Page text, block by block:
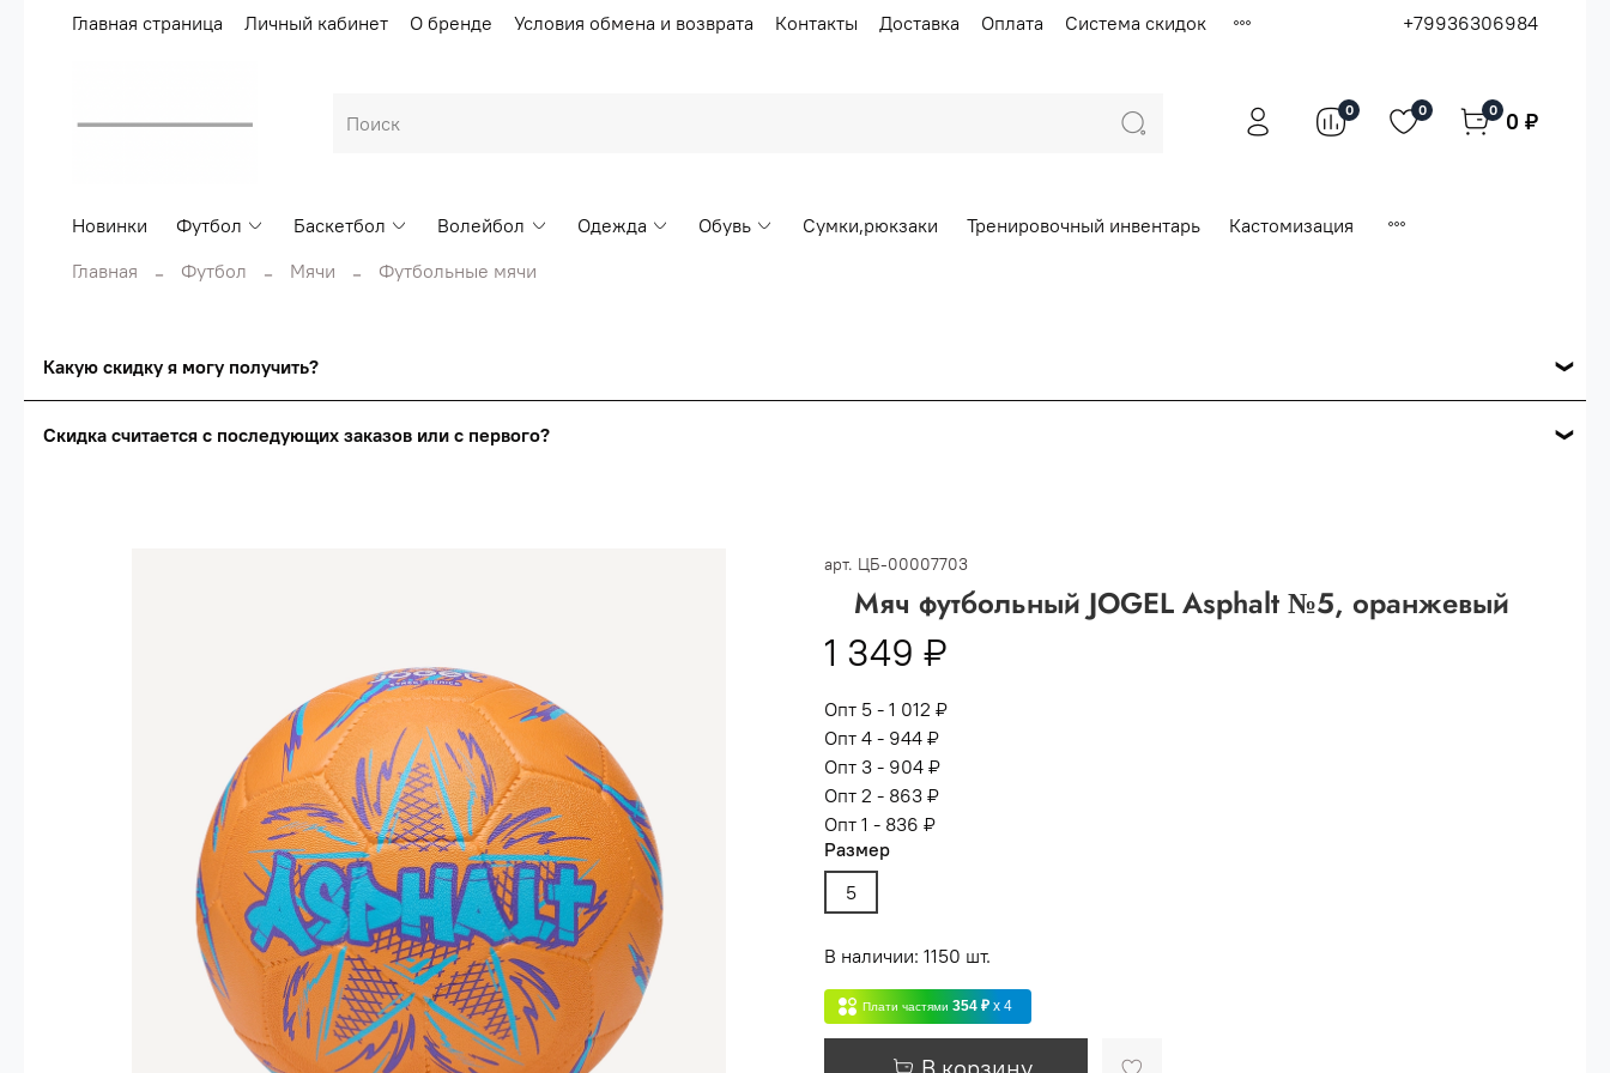
Главная страница Личный кабинет О бренде Условия обмена и возврата Контакты Доставка Оплата Система скидок +79936306984
0 0 0 0 ₽
Новинки Футбол Баскетбол Волейбол Одежда Обувь Сумки,рюкзаки Тренировочный инвентарь
Кастомизация
Главная
Футбол Мячи Футбольные мячи
Какую скидку я могу получить?
сумма всех заказов за 6 месяцев - 30.000 рублей.
- сумма всех заказов за 6 месяцев 80.000 рублей
- сумма всех заказов за 6 месяцев 200.000 рублей.
Опт 1(38%) - сумма всех заказов за 6 месяцев - 400.000 рублей.
Скидка считается с последующих заказов или с первого?
арт. ЦБ-00007703
Мяч футбольный JOGEL Asphalt №5, оранжевый
1 349 ₽
Опт 5 - 1 012 ₽
Опт 4 - 944 ₽
Опт 3 - 904 ₽
Опт 2 - 863 ₽
Опт 1 - 836 ₽
Размер
5
В наличии: 1150 шт.
Плати частями 354 ₽ x 4